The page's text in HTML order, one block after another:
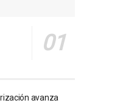
avanza